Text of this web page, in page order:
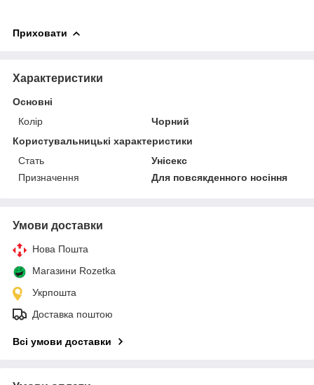
Приховати
Характеристики
Основні
Колір
Чорний
Користувальницькі характеристики
Стать
Унісекс
Призначення
Для повсякденного носіння
Умови доставки
Нова Пошта
Магазини Rozetka
Укрпошта
Доставка поштою
Всі умови доставки